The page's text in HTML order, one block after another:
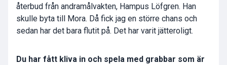
återbud från andramålvakten, Hampus Löfgren. Han
skulle byta till Mora. Då fick jag en större chans och
sedan har det bara flutit på. Det har varit jätteroligt.
Du har fått kliva in och spela med grabbar som är